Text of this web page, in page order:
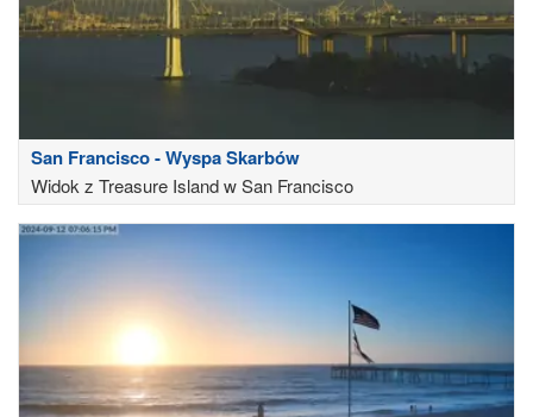
San Francisco - Wyspa Skarbów
Widok z Treasure Island w San Francisco